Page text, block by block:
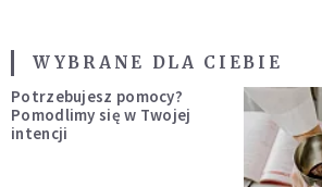
WYBRANE DLA CIEBIE
Potrzebujesz pomocy?
Pomodlimy się w Twojej
intencji